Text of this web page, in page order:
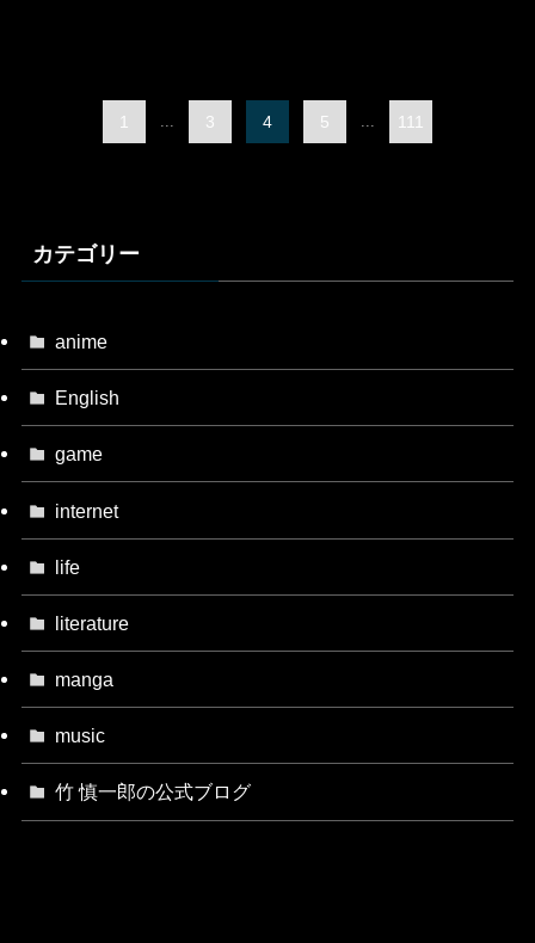
1 3 4 5 111
カテゴリー
anime
English
game
internet
life
literature
manga
music
竹 慎一郎の公式ブログ